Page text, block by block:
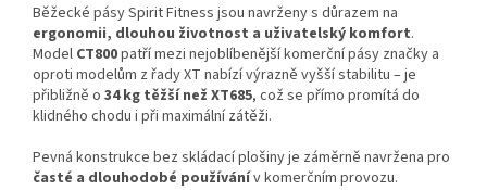
Běžecké pásy Spirit Fitness jsou navrženy s důrazem na
ergonomii, dlouhou životnost a uživatelský komfort.
Model CT800patří mezi nejoblíbenější komerční pásy značky a
oproti modelům z řady XT nabízí výrazně vyšší stabilitu – je
přibližně o 34 kg těžší než XT685, což se přímo promítá do
klidného chodu i při maximální zátěži.
Pevná konstrukce bez skládací plošiny je záměrně navržena pro
časté a dlouhodobé používánív komerčním provozu.